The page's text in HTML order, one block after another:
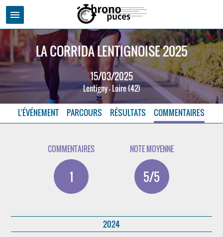
menu
LA CORRIDA LENTIGNOISE 2025
15/03/2025
Lentigny - Loire (42)
L'ÉVÉNEMENT PARCOURS RÉSULTATS COMMENTAIRES
COMMENTAIRES
1
NOTE MOYENNE
5/5
2024